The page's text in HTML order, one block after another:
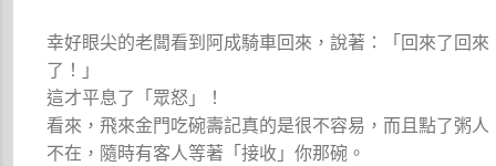
幸好眼尖的老闆看到阿成騎車回來，說著：「回來了回來
了！」
這才平息了「眾怒」！
看來，飛來金門吃碗壽記真的是很不容易，而且點了粥人
不在，隨時有客人等著「接收」你那碗。